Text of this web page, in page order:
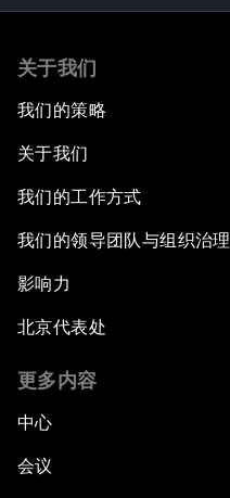
关于我们
我们的策略
关于我们
我们的工作方式
我们的领导团队与组织治理
影响力
北京代表处
更多内容
中心
会议